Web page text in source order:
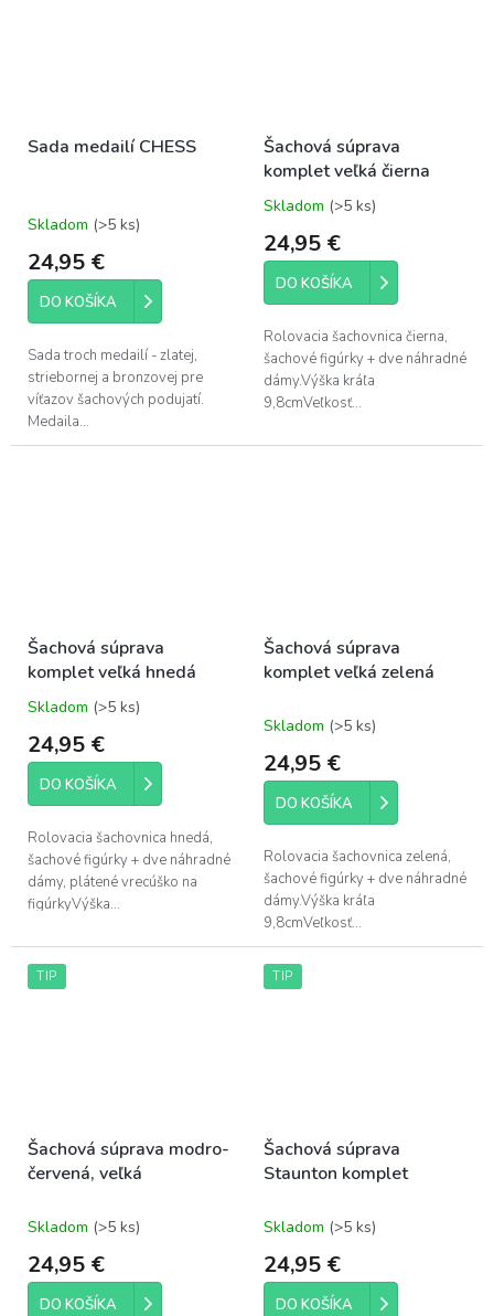
Sada medailí CHESS
Skladom (>5 ks)
24,95 €
DO KOŠÍKA
Sada troch medailí - zlatej,
striebornej a bronzovej pre
víťazov šachových podujatí.
Medaila...
Šachová súprava
komplet veľká čierna
Priemerné
produktu
5,0
5
hviezdičiek.
Skladom (>5 ks)
24,95 €
DO KOŠÍKA
Rolovacia šachovnica čierna,
šachové figúrky + dve náhradné
dámy.Výška kráľa
9,8cmVeľkosť...
Šachová súprava
komplet veľká hnedá
Priemerné
produktu
5,0
5
hviezdičiek.
Skladom (>5 ks)
24,95 €
DO KOŠÍKA
Rolovacia šachovnica hnedá,
šachové figúrky + dve náhradné
dámy, plátené vrecúško na
figúrkyVýška...
Šachová súprava
komplet veľká zelená
Skladom (>5 ks)
24,95 €
DO KOŠÍKA
Rolovacia šachovnica zelená,
šachové figúrky + dve náhradné
dámy.Výška kráľa
9,8cmVeľkosť...
TIP
Šachová súprava modro-
červená, veľká
Skladom (>5 ks)
24,95 €
DO KOŠÍKA
TIP
Šachová súprava
Staunton komplet
Skladom (>5 ks)
24,95 €
DO KOŠÍKA